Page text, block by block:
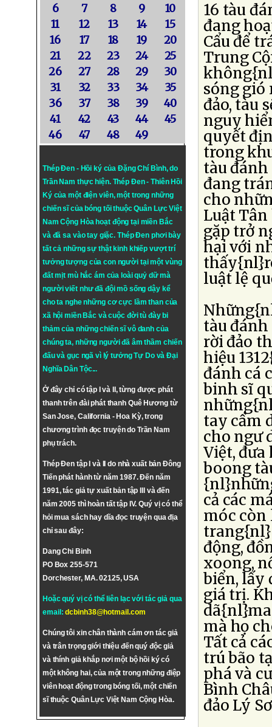
6
7 8 9
10
11
12 13 14
15
16
17 18 19
20
21
22 23 24
25
26
27 28 29
30
31
32 33 34
35
36
37 38 39
40
41
42 43 44
45
46
47 48 49
Thép Đen - Hồi ký của Đặng Chí Bình, do
Trần Nam thực hiện. Thép Đen- Thiên Hồi
Ký của một điện viên, một trong những
chiến sĩ của bóng tối thuộc Quân Lực Việt
Nam Cộng Hòa hoạt động tại miền Bắc
và đã sa vào tay giặc. Thép Đen phơi bày
tất cả những sự thật kinh khiếp vượt trí
tưởng tượng của con người tại một vùng
đất mịt mù hắc ám của loài quỷ dữ mà
người viết như đã đội mồ sống dậy kể
cho ta nghe những cơ cực lầm than của
xã hội miền Bắc và cuộc đời tù đày bi
thảm của những chiến sĩ vô danh của
chúng ta, những người đã âm thầm chiến
đấu và gục ngã vì lý tưởngTự DovàĐại
Nghĩa Dân Tộc...
Ở đây chỉ có tập I và II, từng được phát
thanh trên đài phát thanh Quê Hương từ
San Jose, California - Hoa Kỳ, trong
chương trình đọc truyện do Trần Nam
phụ trách.
Thép Đen tập I và II do nhà xuất bản Đông
Tiến phát hành từ năm 1987. Đến năm
1991, tác giả tự xuất bản tập III và đến
năm 2005 thì hoàn tất tập IV. Quý vị có thể
hỏi mua sách hay dĩa đọc truyện qua địa
chỉ sau đây:
Dang Chi Binh
PO Box 255-571
Dorchester, MA. 02125, USA
Hoặc quý vị có thể liên lạc với tác giả qua
email:dcbinh38@hotmail.com
Chúng tôi xin chân thành cám ơn tác giả
và trân trọng giới thiệu đến quý độc giả
và thính giả khắp nơi một bộ hồi ký có
một không hai, của một trong những điệp
viên hoạt động trong bóng tối, một chiến
sĩ thuộc Quân Lực Việt Nam Cộng Hòa.
16 tàu
đang
Cẩu để
Trung
sóng gió
đảo, tàu
nguy
quyết
trong
tàu
đang
cho
Luật
gặp trở
hại với
luật lệ
tàu
rời đảo
hiệu
đánh cá
binh sĩ
tay cầm
cho ngư
Việt,
boong
cả các
móc còn
động,
xoong,
biển, lấy
giá trị.
mà họ
Tất cả
trú bão
phá và
Bình
đảo Lý